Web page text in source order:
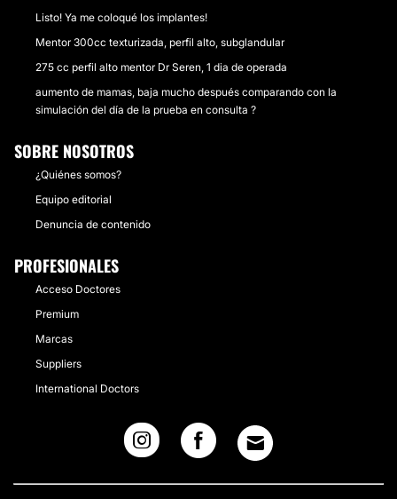
Listo! Ya me coloqué los implantes!
Mentor 300cc texturizada, perfil alto, subglandular
275 cc perfil alto mentor Dr Seren, 1 dia de operada
aumento de mamas, baja mucho después comparando con la
simulación del día de la prueba en consulta ?
SOBRE NOSOTROS
¿Quiénes somos?
Equipo editorial
Denuncia de contenido
PROFESIONALES
Acceso Doctores
Premium
Marcas
Suppliers
International Doctors